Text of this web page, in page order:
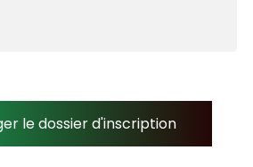
le dossier d'inscription